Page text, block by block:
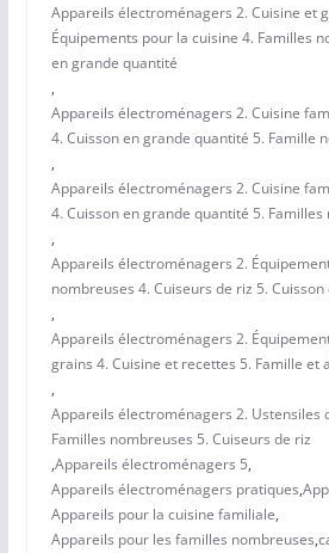
Appareils électroménagers 2. Cuisine et
Équipements pour la cuisine 4. Familles
en grande quantité
,
Appareils électroménagers 2. Cuisine
4. Cuisson en grande quantité 5. Famille
,
Appareils électroménagers 2. Cuisine
4. Cuisson en grande quantité 5. Familles
,
Appareils électroménagers 2.
nombreuses 4. Cuiseurs de riz 5.
,
Appareils électroménagers 2.
grains 4. Cuisine et recettes 5. Famille et
,
Appareils électroménagers 2. Ustensiles
Familles nombreuses 5. Cuiseurs de riz
,Appareils électroménagers 5,
Appareils électroménagers pratiques,
Appareils pour la cuisine familiale,
Appareils pour les familles nombreuses,